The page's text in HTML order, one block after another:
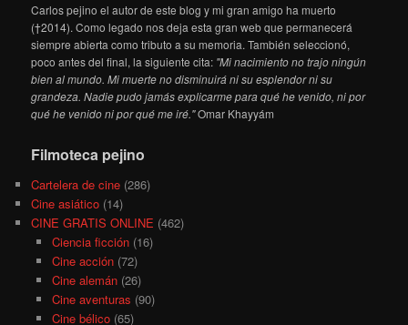
Carlos pejino el autor de este blog y mi gran amigo ha muerto
(†2014). Como legado nos deja esta gran web que permanecerá
siempre abierta como tributo a su memoria. También seleccionó,
poco antes del final, la siguiente cita: "Mi nacimiento no trajo ningún
bien al mundo. Mi muerte no disminuirá ni su esplendor ni su
grandeza. Nadie pudo jamás explicarme para qué he venido, ni por
qué he venido ni por qué me iré."Omar Khayyám
Filmoteca pejino
Cartelera de cine (286)
Cine asiático (14)
CINE GRATIS ONLINE (462)
Ciencia ficción(16)
Cine acción(72)
Cine alemán(26)
Cine aventuras (90)
Cine bélico(65)